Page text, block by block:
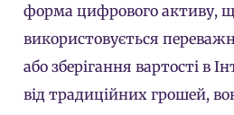
форма цифрового активу,
використовується
або зберігання вартості в
від традиційних грошей,